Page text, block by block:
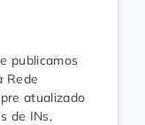
publicamos
Rede
atualizado
de INs,